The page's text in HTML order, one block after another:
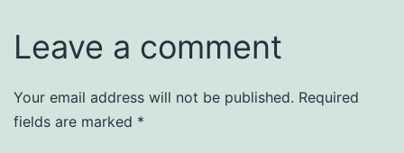
Leave a comment
Your email address will not be published. Required
fields are marked *